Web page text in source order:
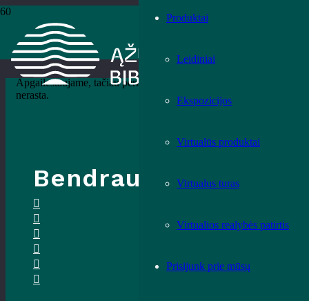
Produktai
Leidiniai
Ekspozicijos
Virtualūs produktai
Virtualus turas
Virtualios realybės patirtis
Prisijunk prie mūsų
Nieko nerasta
Apgailestaujame, tačiau peržiūrėtame archyve duomenų
nerasta.
Bendraukime